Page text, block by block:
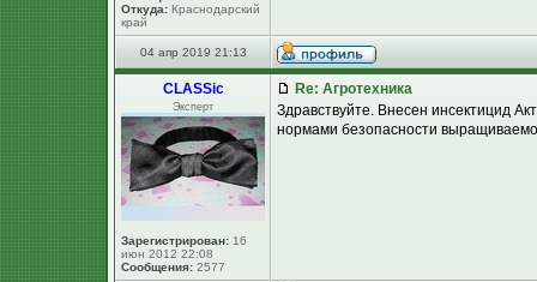
Откуда: Краснодарский
край
04 апр 2019 21:13
CLASSic
Эксперт
Зарегистрирован: 16
июн 2012 22:08
Сообщения: 2577
Re: Агротехника
Здравствуйте. Внесен инсектицид
нормами безопасности